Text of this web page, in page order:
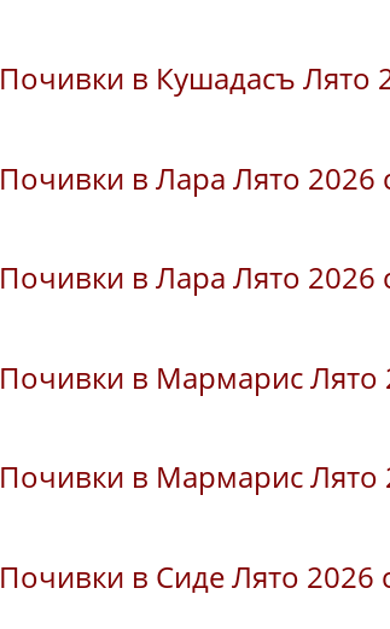
Почивки в Кушадасъ Лято
Почивки в Лара Лято 2026
Почивки в Лара Лято 2026
Почивки в Мармарис Лято
Почивки в Мармарис Лято
Почивки в Сиде Лято 2026